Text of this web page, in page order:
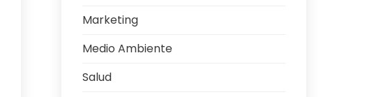
Marketing
Medio Ambiente
Salud